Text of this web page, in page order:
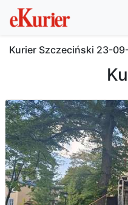
Kurier Szczeciński 23-